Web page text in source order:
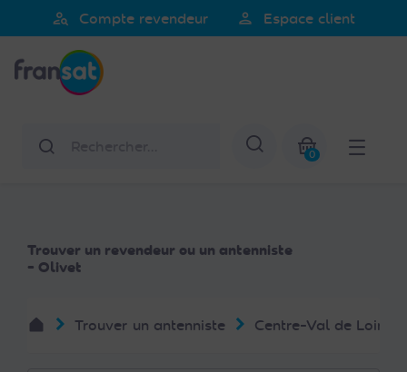
noter
Ce
comprend
person_search Compte revendeur person Espace client
Afficher la
0
Trouver un revendeur ou un antenniste
- Olivet
Trouver un antenniste Centre-Val de Loire